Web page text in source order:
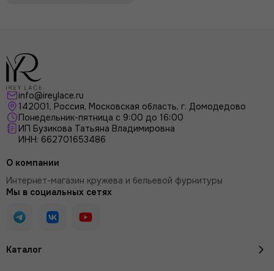
info@ireylace.ru
142001, Россия, Московская область, г. Домодедово
Понедельник-пятница с 9:00 до 16:00
ИП Бузикова Татьяна Владимировна
ИНН: 662701653486
Каталог
О компании
Интернет-магазин кружева и бельевой фурнитуры
Мы в социальных сетях